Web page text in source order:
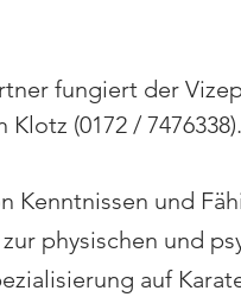
fungiert der
(0172 / 7476338).
Kenntnissen und
physischen und
auf